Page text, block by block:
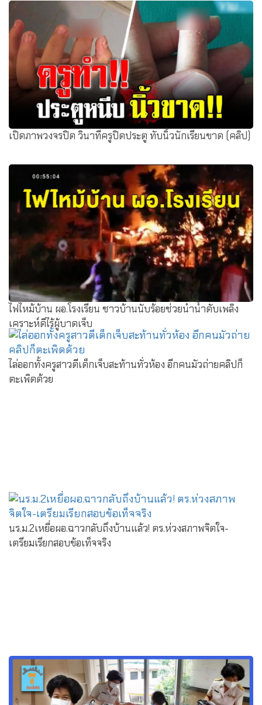
เปิดภาพวงจรปิด วินาทีครูปิดประตู ทับนิ้วนักเรียนขาด (คลิป)
ไฟไหม้บ้าน ผอ.โรงเรียน ชาวบ้านนับร้อยช่วยนำน้ำดับเพลิง
เคราะห์ดีไร้ผู้บาดเจ็บ
ไล่ออกทั้งครูสาวตีเด็กเจ็บสะท้านทั่วห้อง อีกคนมัวถ่ายคลิปก็
ตะเพิดด้วย
นร.ม.2เหยื่อผอ.ฉาวกลับถึงบ้านแล้ว! ตร.ห่วงสภาพจิตใจ-
เตรียมเรียกสอบข้อเท็จจริง